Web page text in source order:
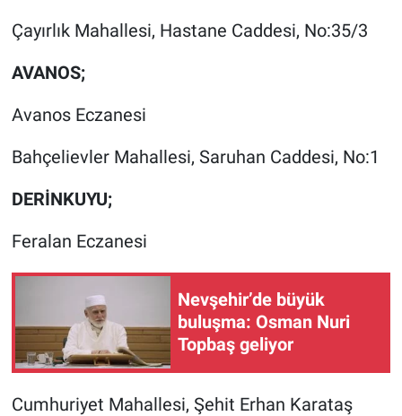
Çayırlık Mahallesi, Hastane Caddesi, No:35/3
AVANOS;
Avanos Eczanesi
Bahçelievler Mahallesi, Saruhan Caddesi, No:1
DERİNKUYU;
Feralan Eczanesi
Nevşehir’de büyük
buluşma: Osman Nuri
Topbaş geliyor
Cumhuriyet Mahallesi, Şehit Erhan Karataş